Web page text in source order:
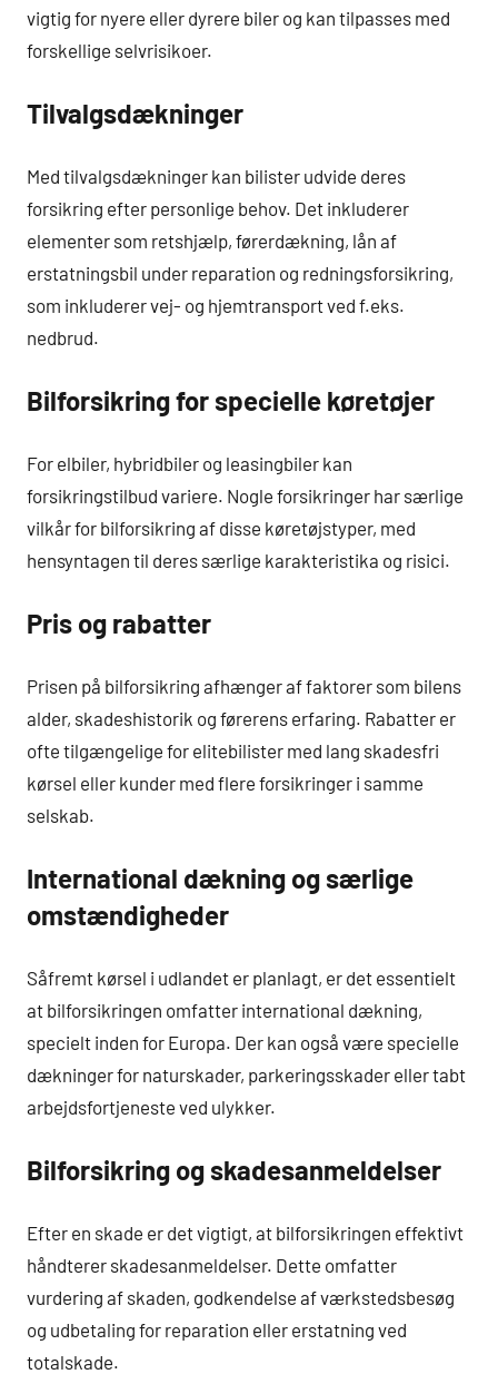
vigtig for nyere eller dyrere biler og kan tilpasses med
forskellige selvrisikoer.
Tilvalgsdækninger
Med tilvalgsdækninger kan bilister udvide deres
forsikring efter personlige behov. Det inkluderer
elementer som retshjælp, førerdækning, lån af
erstatningsbil under reparation og redningsforsikring,
som inkluderer vej- og hjemtransport ved f.eks.
nedbrud.
Bilforsikring for specielle køretøjer
For elbiler, hybridbiler og leasingbiler kan
forsikringstilbud variere. Nogle forsikringer har særlige
vilkår for bilforsikring af disse køretøjstyper, med
hensyntagen til deres særlige karakteristika og risici.
Pris og rabatter
Prisen på bilforsikring afhænger af faktorer som bilens
alder, skadeshistorik og førerens erfaring. Rabatter er
ofte tilgængelige for elitebilister med lang skadesfri
kørsel eller kunder med flere forsikringer i samme
selskab.
International dækning og særlige
omstændigheder
Såfremt kørsel i udlandet er planlagt, er det essentielt
at bilforsikringen omfatter international dækning,
specielt inden for Europa. Der kan også være specielle
dækninger for naturskader, parkeringsskader eller tabt
arbejdsfortjeneste ved ulykker.
Bilforsikring og skadesanmeldelser
Efter en skade er det vigtigt, at bilforsikringen effektivt
håndterer skadesanmeldelser. Dette omfatter
vurdering af skaden, godkendelse af værkstedsbesøg
og udbetaling for reparation eller erstatning ved
totalskade.